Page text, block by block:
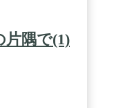
片隅で(1)